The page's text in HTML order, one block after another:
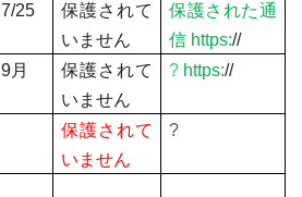
7/25
保護されて
いません
保護された通
信 https://
9月
保護されて
いません
? https://
保護されて
いません
?